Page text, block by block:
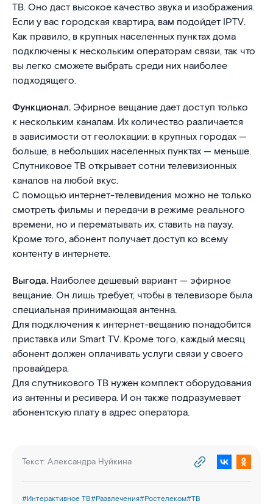
ТВ. Оно даст высокое качество звука и изображения.
Если у вас городская квартира, вам подойдет IPTV.
Как правило, в крупных населенных пунктах дома
подключены к нескольким операторам связи, так что
вы легко сможете выбрать среди них наиболее
подходящего.
Функционал. Эфирное вещание дает доступ только
к нескольким каналам. Их количество различается
в зависимости от геолокации: в крупных городах —
больше, в небольших населенных пунктах — меньше.
Спутниковое ТВ открывает сотни телевизионных
каналов на любой вкус.
С помощью интернет-телевидения можно не только
смотреть фильмы и передачи в режиме реального
времени, но и перематывать их, ставить на паузу.
Кроме того, абонент получает доступ ко всему
контенту в интернете.
Выгода. Наиболее дешевый вариант — эфирное
вещание. Он лишь требует, чтобы в телевизоре была
специальная принимающая антенна.
Для подключения к интернет-вещанию понадобится
приставка или Smart TV. Кроме того, каждый месяц
абонент должен оплачивать услуги связи у своего
провайдера.
Для спутникового ТВ нужен комплект оборудования
из антенны и ресивера. И он также подразумевает
абонентскую плату в адрес оператора.
Текст: Александра Нуйкина
#Интерактивное ТВ#Развлечения#Ростелеком#ТВ